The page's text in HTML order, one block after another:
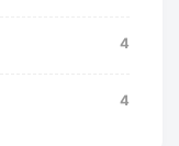
4
4